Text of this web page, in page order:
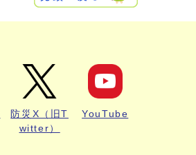
防災X（旧T
witter）
YouTube